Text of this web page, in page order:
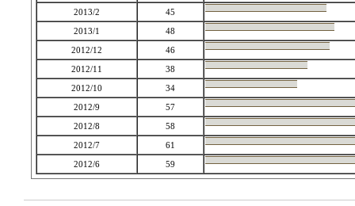
2013/2
45
2013/1
48
2012/12
46
2012/11
38
2012/10
34
2012/9
57
2012/8
58
2012/7
61
2012/6
59